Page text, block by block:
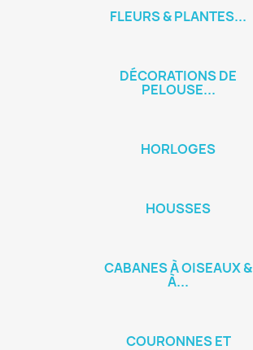
FLEURS & PLANTES...
DÉCORATIONS DE
PELOUSE...
HORLOGES
HOUSSES
CABANES À OISEAUX &
À...
COURONNES ET